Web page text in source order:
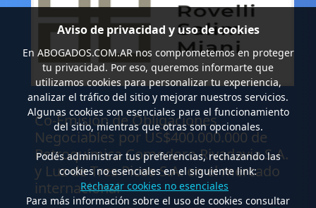
.
Co-Emisión de Obligaciones
Negociables por US$400.000.000 de
Petroquímica Comodoro Rivadavia S.A.
y Luz de Tres Picos S.A. en el mercado
internacional
Aviso de privacidad y uso de cookies
En ABOGADOS.COM.ARnos comprometemos en proteger
tu privacidad. Por eso, queremos informarte que
utilizamos cookies para personalizar tu experiencia,
analizar el tráfico del sitio y mejorar nuestros servicios.
Algunas cookies son esenciales para el funcionamiento
del sitio, mientras que otras son opcionales.
Podés administrar tus preferencias, rechazando las
cookies no esenciales en el siguiente link:
Rechazar cookies no esenciales
Para más información sobre el uso de cookies consultar